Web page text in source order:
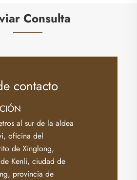
Consulta
contacto
al sur de la aldea
oficina del
de Xinglong,
Kenli, ciudad de
provincia de